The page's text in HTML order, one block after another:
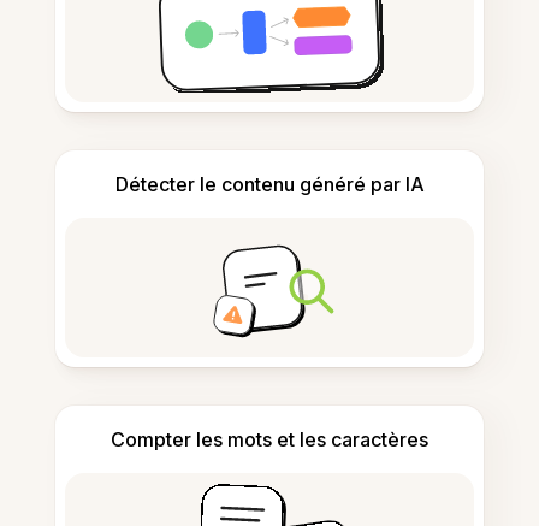
Détecter le contenu généré par IA
Compter les mots et les caractères